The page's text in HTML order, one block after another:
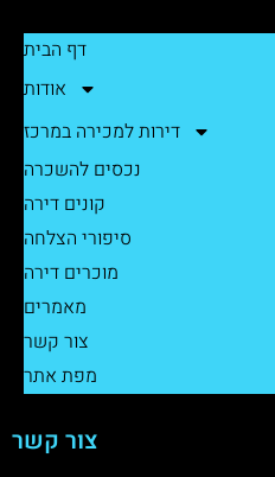
דף הבית
אודות
דירות למכירה במרכז
נכסים להשכרה
קונים דירה
סיפורי הצלחה
מוכרים דירה
מאמרים
צור קשר
מפת אתר
צור קשר